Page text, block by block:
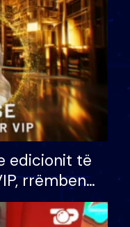
edicionit të
rrëmben
mijë eurosh